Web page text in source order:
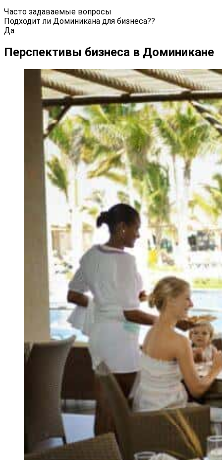
Часто задаваемые вопросы
Подходит ли Доминикана для бизнеса??
Да.
Перспективы бизнеса в Доминикане